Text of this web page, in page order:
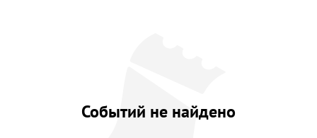
Событий не найдено